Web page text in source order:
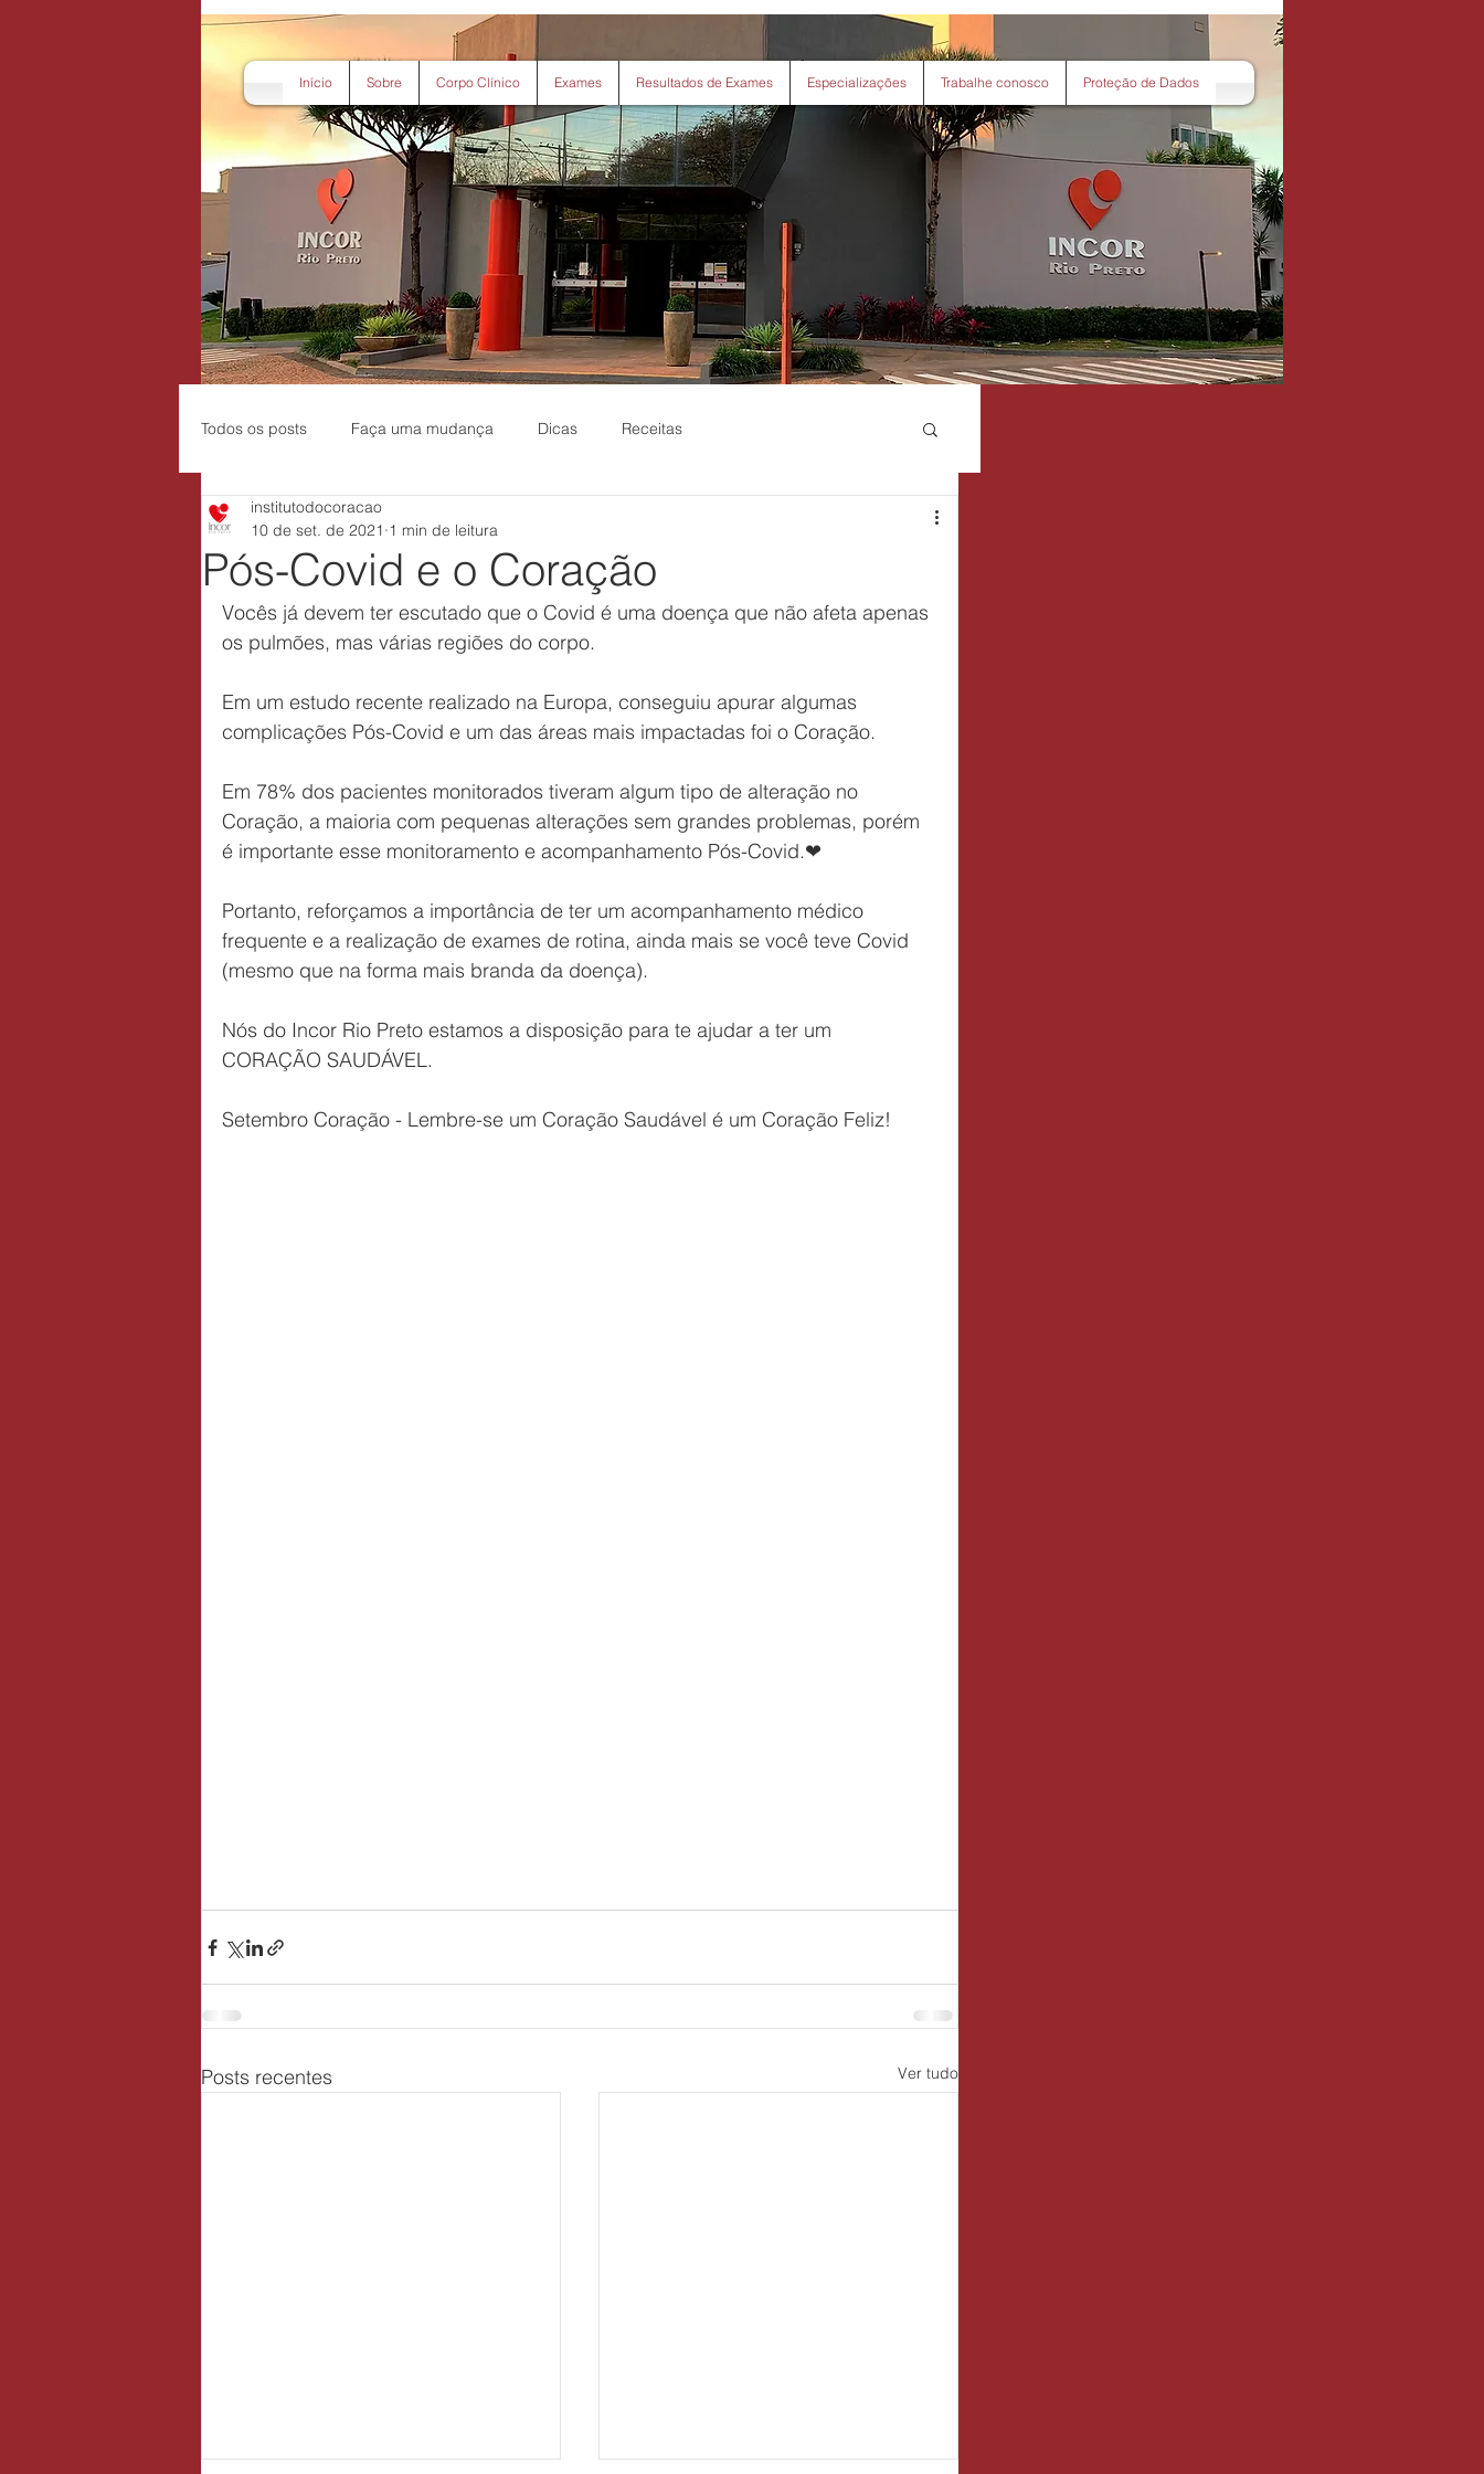
Início Sobre Corpo Clínico Exames Resultados de Exames Especializações Trabalhe conosco Proteção de Dados
Todos os posts Faça uma mudança Dicas Receitas
Pós-Covid e o Coração
institutodocoracao
10 de set. de 2021 1 min de leitura
Vocês já devem ter escutado que o Covid é uma doença que não afeta apenas
os pulmões, mas várias regiões do corpo.
Em um estudo recente realizado na Europa, conseguiu apurar algumas
complicações Pós-Covid e um das áreas mais impactadas foi o Coração.
Em 78% dos pacientes monitorados tiveram algum tipo de alteração no
Coração, a maioria com pequenas alterações sem grandes problemas, porém
é importante esse monitoramento e acompanhamento Pós-Covid.❤
Portanto, reforçamos a importância de ter um acompanhamento médico
frequente e a realização de exames de rotina, ainda mais se você teve Covid
(mesmo que na forma mais branda da doença).
Nós do Incor Rio Preto estamos a disposição para te ajudar a ter um
CORAÇÃO SAUDÁVEL.
Setembro Coração - Lembre-se um Coração Saudável é um Coração Feliz!
Posts recentes Ver tudo